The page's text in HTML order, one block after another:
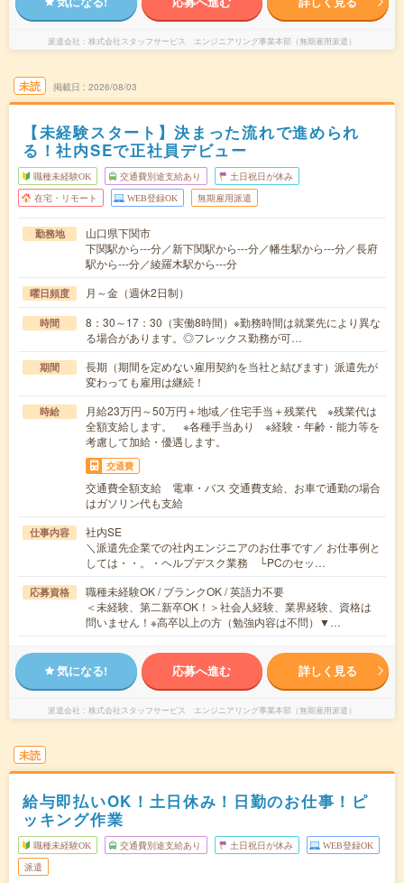
派遣会社 株式会社スタッフサービス エンジニアリング事業本部（無期雇用派遣）
未読 掲載日 2026/08/03
【未経験スタート】決まった流れで進められ
る！社内SEで正社員デビュー
職種未経験OK 交通費別途支給あり 土日祝日が休み
在宅・リモート WEB登録OK 無期雇用派遣
勤務地
山口県下関市
下関駅から---分／新下関駅から---分／幡生駅から---分／長府
駅から---分／綾羅木駅から---分
曜日頻度 月～金（週休2日制）
時間
8：30～17：30（実働8時間）※勤務時間は就業先により異な
る場合があります。◎フレックス勤務が可…
期間
長期（期間を定めない雇用契約を当社と結びます）派遣先が
変わっても雇用は継続！
時給
月給23万円～50万円＋地域／住宅手当＋残業代 ※残業代は
全額支給します。 ※各種手当あり ※経験・年齢・能力等を
考慮して加給・優遇します。
交通費
交通費全額支給 電車・バス 交通費支給、お車で通勤の場合
はガソリン代も支給
仕事内容
社内SE
＼派遣先企業での社内エンジニアのお仕事です／ お仕事例と
しては・・。・ヘルプデスク業務 └PCのセッ…
応募資格
職種未経験OK / ブランクOK / 英語力不要
＜未経験、第二新卒OK！＞社会人経験、業界経験、資格は
問いません！※高卒以上の方（勉強内容は不問）▼…
気になる! 応募へ進む 詳しく見る
派遣会社 株式会社スタッフサービス エンジニアリング事業本部（無期雇用派遣）
未読
給与即払いOK！土日休み！日勤のお仕事！ピ
ッキング作業
職種未経験OK 交通費別途支給あり 土日祝日が休み WEB登録OK
派遣